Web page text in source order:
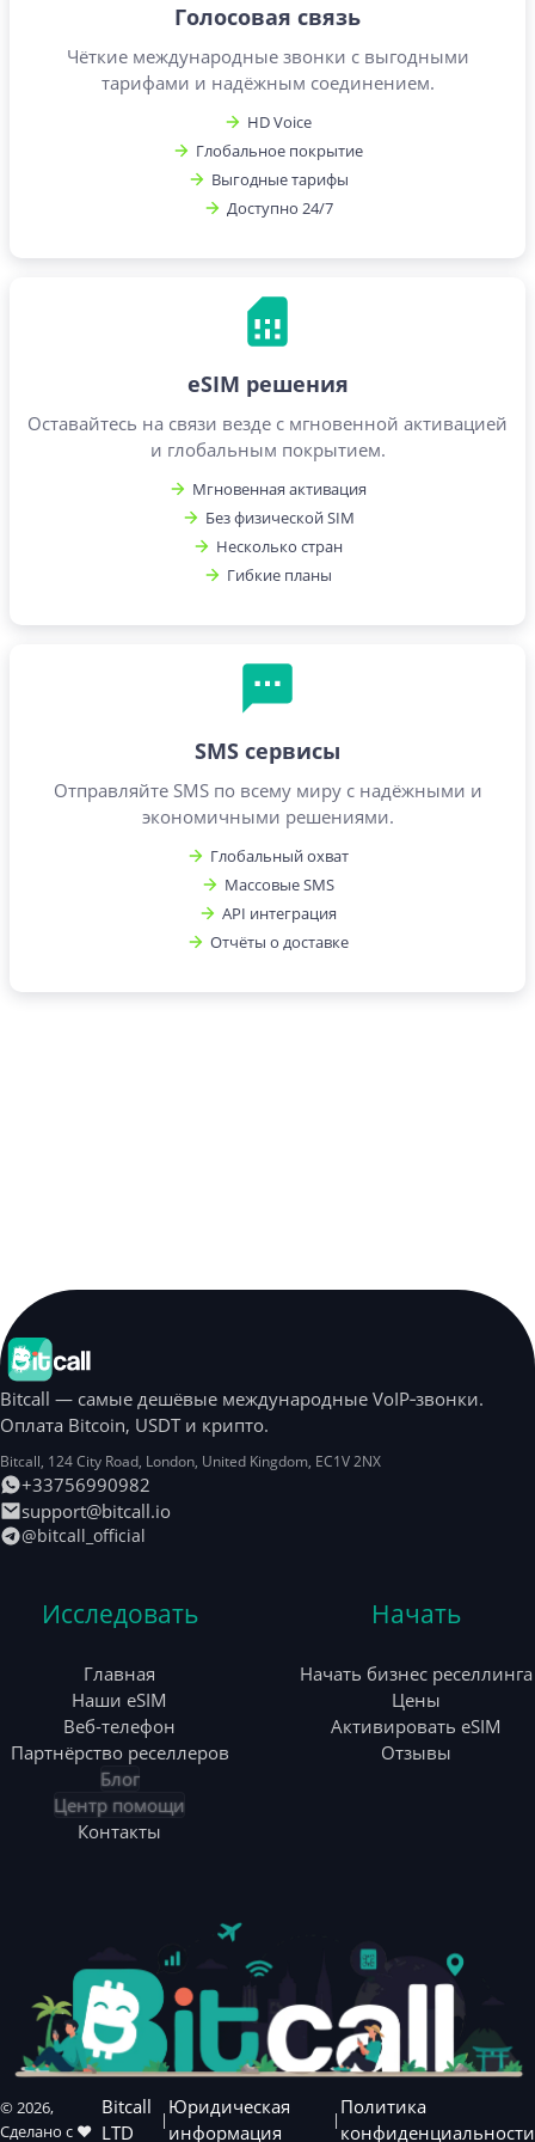
Голосовая связь
Чёткие международные звонки с выгодными
тарифами и надёжным соединением.
HD Voice
Глобальное покрытие
Выгодные тарифы
Доступно 24/7
eSIM решения
Оставайтесь на связи везде с мгновенной активацией
и глобальным покрытием.
Мгновенная активация
Без физической SIM
Несколько стран
Гибкие планы
SMS сервисы
Отправляйте SMS по всему миру с надёжными и
экономичными решениями.
Глобальный охват
Массовые SMS
API интеграция
Отчёты о доставке
Bitcall — самые дешёвые международные VoIP‑звонки.
Оплата Bitcoin, USDT и крипто.
Bitcall, 124 City Road, London, United Kingdom, EC1V 2NX
+33756990982
support@bitcall.io
@bitcall_official
Исследовать
Главная
Наши eSIM
Веб-телефон
Партнёрство реселлеров
Блог
Центр помощи
Контакты
Начать
Начать бизнес реселлинга
Цены
Активировать eSIM
Отзывы
©2026,
Сделано с ❤️
Bitcall
LTD
|
Юридическая
информация
|
Политика
конфиденциальности